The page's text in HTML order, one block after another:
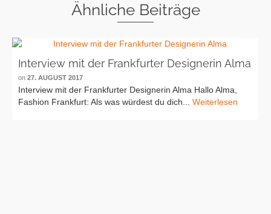
Ähnliche Beiträge
Interview mit der Frankfurter Designerin Alma
on 27. AUGUST 2017
Interview mit der Frankfurter Designerin Alma Hallo Alma,
Fashion Frankfurt: Als was würdest du dich... Weiterlesen